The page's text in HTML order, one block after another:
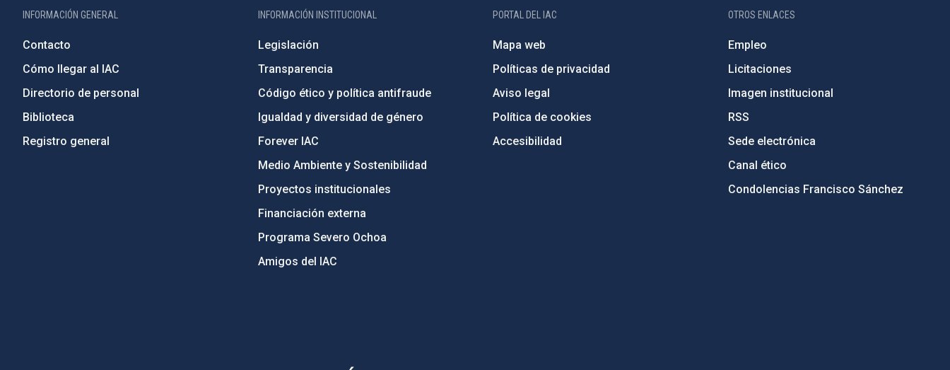
INFORMACIÓN GENERAL
Contacto
Cómo llegar al IAC
Directorio de personal
Biblioteca
Registro general
INFORMACIÓN INSTITUCIONAL
Legislación
Transparencia
Código ético y política antifraude
Igualdad y diversidad de género
Forever IAC
Medio Ambiente y Sostenibilidad
Proyectos institucionales
Financiación externa
Programa Severo Ochoa
Amigos del IAC
PORTAL DEL IAC
Mapa web
Políticas de privacidad
Aviso legal
Política de cookies
Accesibilidad
OTROS ENLACES
Empleo
Licitaciones
Imagen institucional
RSS
Sede electrónica
Canal ético
Condolencias Francisco Sánchez